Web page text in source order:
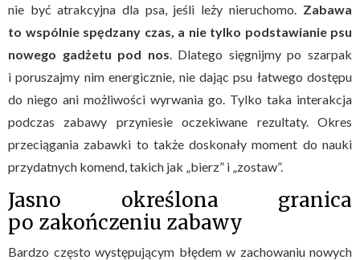
nie być atrakcyjna dla psa, jeśli leży nieruchomo. Zabawa
to wspólnie spędzany czas, a nie tylko podstawianie psu
nowego gadżetu pod nos . Dlatego sięgnijmy po szarpak
i poruszajmy nim energicznie, nie dając psu łatwego dostępu
do niego ani możliwości wyrwania go. Tylko taka interakcja
podczas zabawy przyniesie oczekiwane rezultaty. Okres
przeciągania zabawki to także doskonały moment do nauki
przydatnych komend, takich jak „bierz” i „zostaw”.
Jasno określona granica
po zakończeniu zabawy
Bardzo często występującym błędem w zachowaniu nowych